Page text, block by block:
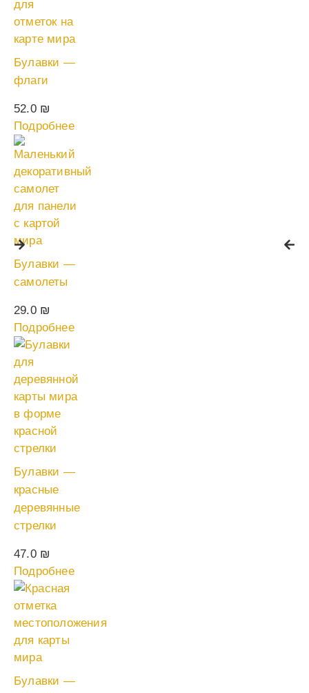
Булавки —
флаги
52.0 ₪
Подробнее
Булавки —
самолеты
29.0 ₪
Подробнее
Булавки —
красные
деревянные
стрелки
47.0 ₪
Подробнее
Булавки —